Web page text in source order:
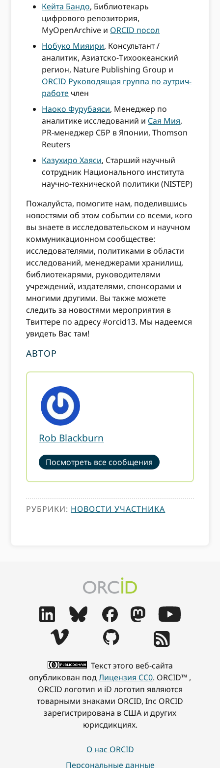
Кейта Бандо, Библиотекарь
цифрового репозитория,
MyOpenArchive и ORCID посол
Нобуко Мияири, Консультант /
аналитик, Азиатско-Тихоокеанский
регион, Nature Publishing Group и
ORCID Руководящая группа по аутрич-
работе член
Наоко Фурубаяси, Менеджер по
аналитике исследований и Сая Мия,
PR-менеджер СБР в Японии, Thomson
Reuters
Казухиро Хаяси, Старший научный
сотрудник Национального института
научно-технической политики (NISTEP)
Пожалуйста, помогите нам, поделившись
новостями об этом событии со всеми, кого
вы знаете в исследовательском и научном
коммуникационном сообществе:
исследователями, политиками в области
исследований, менеджерами хранилищ,
библиотекарями, руководителями
учреждений, издателями, спонсорами и
многими другими. Вы также можете
следить за новостями мероприятия в
Твиттере по адресу #orcid13. Мы надеемся
увидеть Вас там!
АВТОР
Rob Blackburn
Посмотреть все сообщения
РУБРИКИ: НОВОСТИ УЧАСТНИКА
Текст этого веб-сайта
опубликован подЛицензия CC0. ORCID™ ,
ORCID логотип и iD логотип являются
товарными знаками ORCID, Inc ORCID
зарегистрирована в США и других
юрисдикциях.
О нас ORCID
Персональные данные